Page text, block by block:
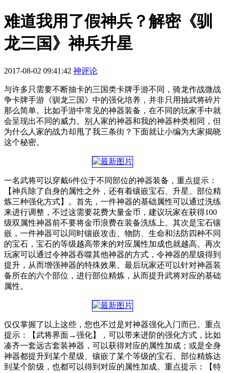
难道我用了假神兵？解密《驯
龙三国》神兵升星
2017-08-02 09:41:42 神评论
与许多只需要不断抽卡的三国类卡牌手游不同，骑龙作战微战
争卡牌手游《驯龙三国》中的强化培养，并非只用抽武将碎片
那么简单。比如手游中常见的神器装备，在不同的玩家手中就
会呈现出不同的威力。别人家的神器和我的神器种类相同，但
为什么人家的战力却甩了我三条街？下面就让小编为大家揭晓
这个秘密。
一名武将可以穿戴6件位于不同部位的神器装备，重点提示：
【神兵除了自身的属性之外，还有着镶嵌宝石、升星、部位精
炼三种强化方式】。首先，一件神器的基础属性可以通过洗练
来进行调整，不过这需要花费大量金币，建议玩家在获得100
级双属性神器前不要将金币浪费在装备洗练上。其次是宝石镶
嵌，一件神器可以同时镶嵌攻击、物防、生命和法防四种不同
的宝石，宝石的等级越高带来的对应属性加成也就越高。再次
玩家可以通过令神器吞噬其他神器的方式，令神器的星级得到
提升，从而增强神器的特殊效果。最后玩家还可以针对神器装
备所在的六个部位，进行部位精炼，从而提升武将对应的基础
属性。
仅仅掌握了以上这些，您也不过是对神器强化入门而已。重点
提示：【武将界面→强化】，可以带来进阶的强化方式，比如
凑齐一套远古套装神器，可以获得对应的属性加成；或是全身
神器都提升到某个星级、镶嵌了某个等级的宝石、部位精炼达
到某个阶级，也都可以得到对应的属性加成。重点提示：【特